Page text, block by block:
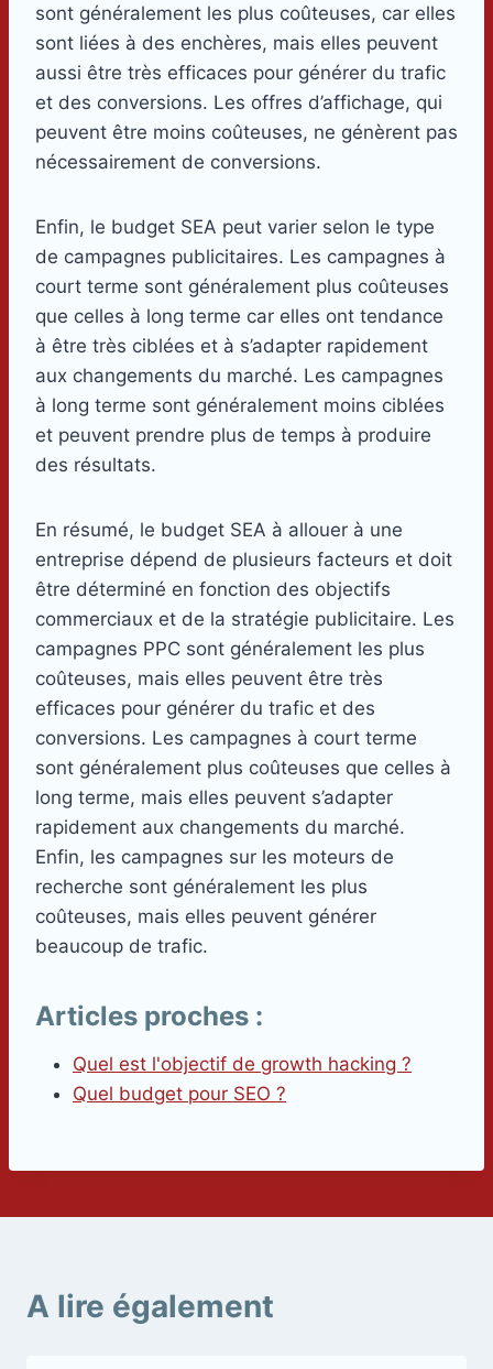
sont généralement les plus coûteuses, car elles
sont liées à des enchères, mais elles peuvent
aussi être très efficaces pour générer du trafic
et des conversions. Les offres d’affichage, qui
peuvent être moins coûteuses, ne génèrent pas
nécessairement de conversions.
Enfin, le budget SEA peut varier selon le type
de campagnes publicitaires. Les campagnes à
court terme sont généralement plus coûteuses
que celles à long terme car elles ont tendance
à être très ciblées et à s’adapter rapidement
aux changements du marché. Les campagnes
à long terme sont généralement moins ciblées
et peuvent prendre plus de temps à produire
des résultats.
En résumé, le budget SEA à allouer à une
entreprise dépend de plusieurs facteurs et doit
être déterminé en fonction des objectifs
commerciaux et de la stratégie publicitaire. Les
campagnes PPC sont généralement les plus
coûteuses, mais elles peuvent être très
efficaces pour générer du trafic et des
conversions. Les campagnes à court terme
sont généralement plus coûteuses que celles à
long terme, mais elles peuvent s’adapter
rapidement aux changements du marché.
Enfin, les campagnes sur les moteurs de
recherche sont généralement les plus
coûteuses, mais elles peuvent générer
beaucoup de trafic.
Articles proches :
Quel est l'objectif de growth hacking ?
Quel budget pour SEO ?
A lire également